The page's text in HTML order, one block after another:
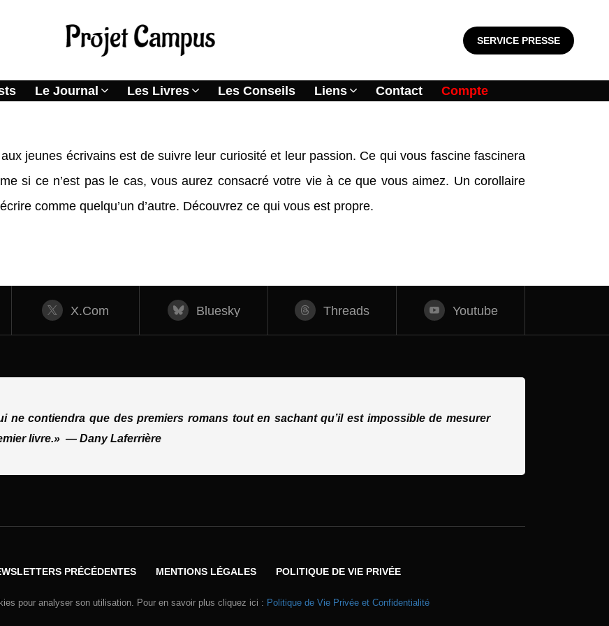
SERVICE PRESSE
Le Journal Les Livres Les Conseils Liens Contact Compte
jeunes écrivains est de suivre leur curiosité et leur passion. Ce qui vous fascine fascinera
si ce n’est pas le cas, vous aurez consacré votre vie à ce que vous aimez. Un corollaire
comme quelqu’un d’autre. Découvrez ce qui vous est propre.
X.com Bluesky Threads Youtube
ne contiendra que des premiers romans tout en sachant qu’il est impossible de mesurer
livre.» — Dany Laferrière
PRÉCÉDENTES MENTIONS LÉGALES POLITIQUE DE VIE PRIVÉE
pour analyser son utilisation. Pour en savoir plus cliquez ici : Politique de Vie Privée et Confidentialité